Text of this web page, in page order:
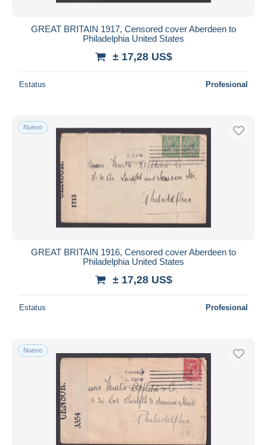
GREAT BRITAIN 1917, Censored cover Aberdeen to
Philadelphia United States
± 17,28 US$
Estatus Profesional
Nuevo
GREAT BRITAIN 1916, Censored cover Aberdeen to
Philadelphia United States
± 17,28 US$
Estatus Profesional
Nuevo